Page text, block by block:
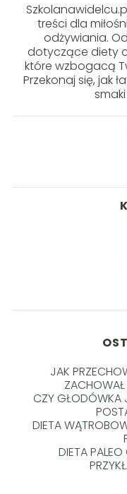
treści dla
odżywiania.
dotyczące diety
które wzbogacą
Przekonaj się, jak
JAK
CZY GŁODÓWKA
DIETA
DIETA